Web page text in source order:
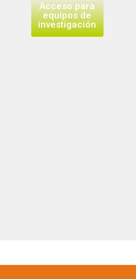
Acceso para
equipos de
investigación